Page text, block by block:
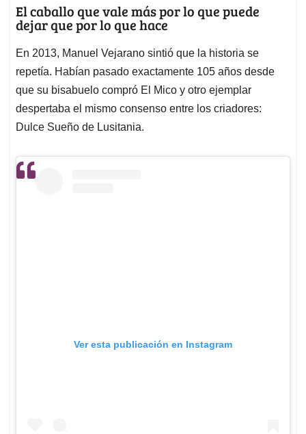
El caballo que vale más por lo que puede
dejar que por lo que hace
En 2013, Manuel Vejarano sintió que la historia se
repetía. Habían pasado exactamente 105 años desde
que su bisabuelo compró El Mico y otro ejemplar
despertaba el mismo consenso entre los criadores:
Dulce Sueño de Lusitania.
Ver esta publicación en Instagram